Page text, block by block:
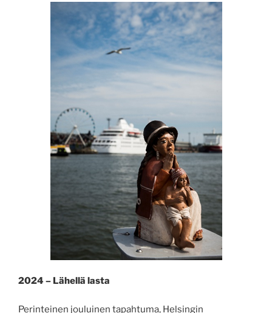
2024 – Lähellä lasta
Perinteinen jouluinen tapahtuma, Helsingin